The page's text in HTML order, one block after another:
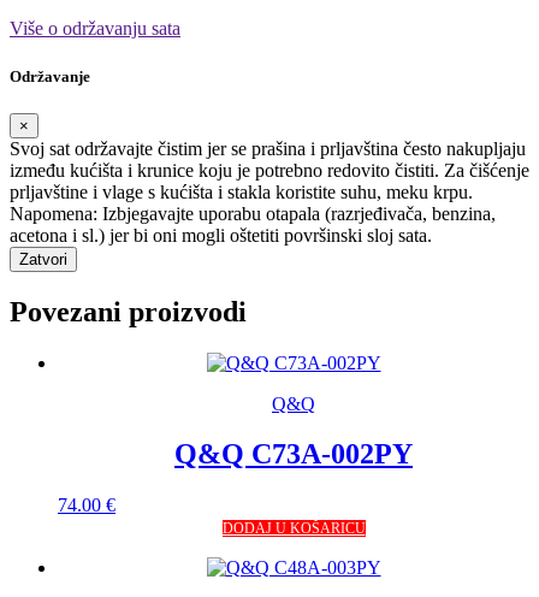
Više o održavanju sata
Održavanje
×
Svoj sat održavajte čistim jer se prašina i prljavština često nakupljaju
između kućišta i krunice koju je potrebno redovito čistiti. Za čišćenje
prljavštine i vlage s kućišta i stakla koristite suhu, meku krpu.
Napomena: Izbjegavajte uporabu otapala (razrjeđivača, benzina,
acetona i sl.) jer bi oni mogli oštetiti površinski sloj sata.
Zatvori
Povezani proizvodi
Q&Q
Q&Q C73A-002PY
74.00 €
DODAJ U KOŠARICU